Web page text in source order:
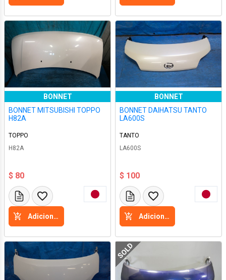
BONNET
BONNET MITSUBISHI TOPPO
H82A
TOPPO
H82A
$ 80
Adicione a cesta
BONNET
BONNET DAIHATSU TANTO
LA600S
TANTO
LA600S
$ 100
Adicione a cesta
SOLD